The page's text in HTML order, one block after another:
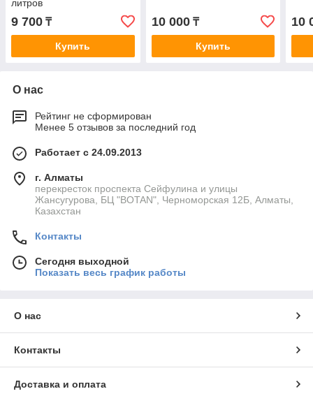
литров
9 700 ₸
Купить
10 000₸
Купить
10
О нас
Рейтинг не сформирован
Менее 5 отзывов за последний год
Работает с 24.09.2013
г. Алматы
перекресток проспекта Сейфулина и улицы
Жансугурова, БЦ "BOTAN", Черноморская 12Б, Алматы,
Казахстан
Контакты
Сегодня выходной
Показать весь график работы
О нас
Контакты
Доставка и оплата